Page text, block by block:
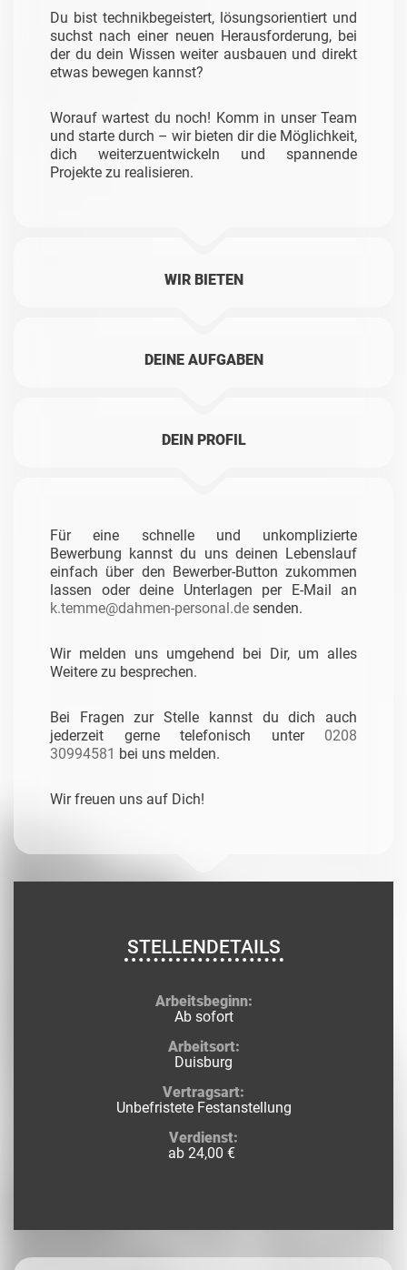
Du bist technikbegeistert, lösungsorientiert und
suchst nach einer neuen Herausforderung, bei
der du dein Wissen weiter ausbauen und direkt
etwas bewegen kannst?
Worauf wartest du noch! Komm in unser Team
und starte durch – wir bieten dir die Möglichkeit,
dich weiterzuentwickeln und spannende
Projekte zu realisieren.
WIR BIETEN
DEINE AUFGABEN
DEIN PROFIL
Für eine schnelle und unkomplizierte
Bewerbung kannst du uns deinen Lebenslauf
einfach über den Bewerber-Button zukommen
lassen oder deine Unterlagen per E-Mail an
k.temme@dahmen-personal.de senden.
Wir melden uns umgehend bei Dir, um alles
Weitere zu besprechen.
Bei Fragen zur Stelle kannst du dich auch
jederzeit gerne telefonisch unter 0208
30994581 bei uns melden.
Wir freuen uns auf Dich!
STELLENDETAILS
Arbeitsbeginn:
Ab sofort
Arbeitsort:
Duisburg
Vertragsart:
Unbefristete Festanstellung
Verdienst:
ab 24,00 €